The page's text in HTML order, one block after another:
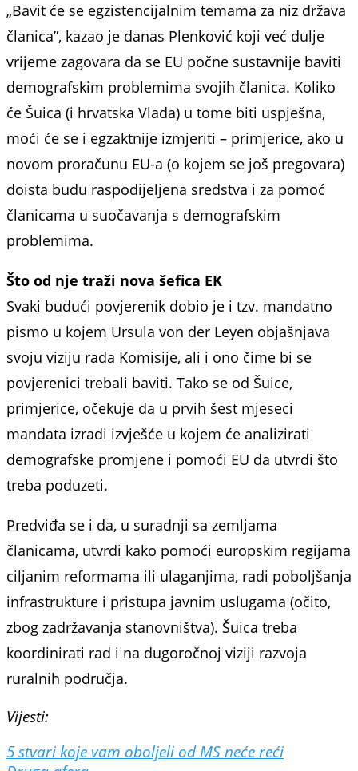
„Bavit će se egzistencijalnim temama za niz država
članica”, kazao je danas Plenković koji već dulje
vrijeme zagovara da se EU počne sustavnije baviti
demografskim problemima svojih članica. Koliko
će Šuica (i hrvatska Vlada) u tome biti uspješna,
moći će se i egzaktnije izmjeriti – primjerice, ako u
novom proračunu EU-a (o kojem se još pregovara)
doista budu raspodijeljena sredstva i za pomoć
članicama u suočavanja s demografskim
problemima.
Što od nje traži nova šefica EK
Svaki budući povjerenik dobio je i tzv. mandatno
pismo u kojem Ursula von der Leyen objašnjava
svoju viziju rada Komisije, ali i ono čime bi se
povjerenici trebali baviti. Tako se od Šuice,
primjerice, očekuje da u prvih šest mjeseci
mandata izradi izvješće u kojem će analizirati
demografske promjene i pomoći EU da utvrdi što
treba poduzeti.
Predviđa se i da, u suradnji sa zemljama
članicama, utvrdi kako pomoći europskim regijama
ciljanim reformama ili ulaganjima, radi poboljšanja
infrastrukture i pristupa javnim uslugama (očito,
zbog zadržavanja stanovništva). Šuica treba
koordinirati rad i na dugoročnoj viziji razvoja
ruralnih područja.
Vijesti:
5 stvari koje vam oboljeli od MS neće reći